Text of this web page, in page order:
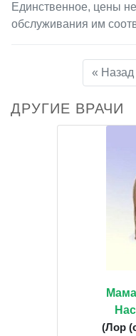
Единственное, цены
обслуживания им
« Назад
ДРУГИЕ ВРАЧИ
(Лор